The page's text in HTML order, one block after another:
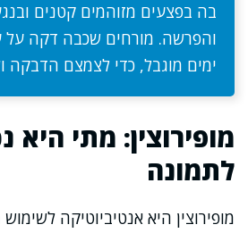
בה בפצעים מזוהמים קטנים
והפרשה. מורחים שכבה דקה על
ימים מוגבל, כדי לצמצם הדבקה
מופירוצין: מתי היא
לתמונה
מופירוצין היא אנטיביוטיקה